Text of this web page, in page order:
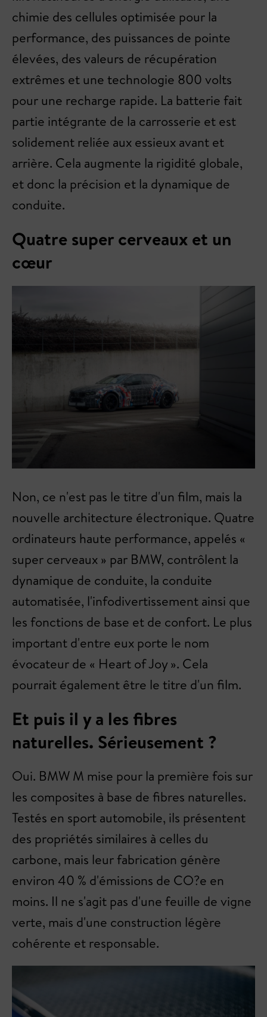
chimie des cellules optimisée pour la
performance, des puissances de pointe
élevées, des valeurs de récupération
extrêmes et une technologie 800 volts
pour une recharge rapide. La batterie fait
partie intégrante de la carrosserie et est
solidement reliée aux essieux avant et
arrière. Cela augmente la rigidité globale,
et donc la précision et la dynamique de
conduite.
Quatre super cerveaux et un
cœur
Non, ce n'est pas le titre d'un film, mais la
nouvelle architecture électronique. Quatre
ordinateurs haute performance, appelés «
super cerveaux » par BMW, contrôlent la
dynamique de conduite, la conduite
automatisée, l'infodivertissement ainsi que
les fonctions de base et de confort. Le plus
important d'entre eux porte le nom
évocateur de « Heart of Joy ». Cela
pourrait également être le titre d'un film.
Et puis il y a les fibres
naturelles. Sérieusement ?
Oui. BMW M mise pour la première fois sur
les composites à base de fibres naturelles.
Testés en sport automobile, ils présentent
des propriétés similaires à celles du
carbone, mais leur fabrication génère
environ 40 % d'émissions de CO?e en
moins. Il ne s'agit pas d'une feuille de vigne
verte, mais d'une construction légère
cohérente et responsable.